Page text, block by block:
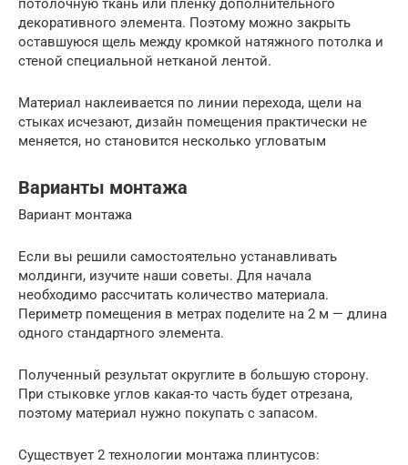
потолочную ткань или пленку дополнительного
декоративного элемента. Поэтому можно закрыть
оставшуюся щель между кромкой натяжного потолка и
стеной специальной нетканой лентой.
Материал наклеивается по линии перехода, щели на
стыках исчезают, дизайн помещения практически не
меняется, но становится несколько угловатым
Варианты монтажа
Вариант монтажа
Если вы решили самостоятельно устанавливать
молдинги, изучите наши советы. Для начала
необходимо рассчитать количество материала.
Периметр помещения в метрах поделите на 2 м — длина
одного стандартного элемента.
Полученный результат округлите в большую сторону.
При стыковке углов какая-то часть будет отрезана,
поэтому материал нужно покупать с запасом.
Существует 2 технологии монтажа плинтусов: